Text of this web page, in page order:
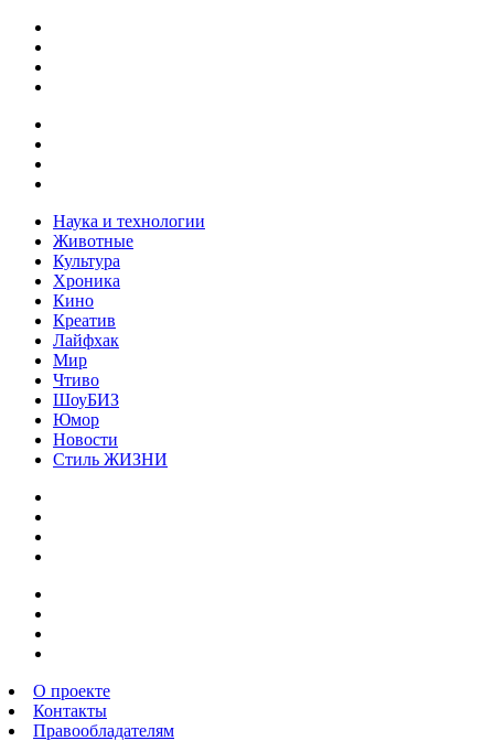
Наука и технологии
Животные
Культура
Хроника
Кино
Креатив
Лайфхак
Мир
Чтиво
ШоуБИЗ
Юмор
Новости
Стиль ЖИЗНИ
О проекте
Контакты
Правообладателям